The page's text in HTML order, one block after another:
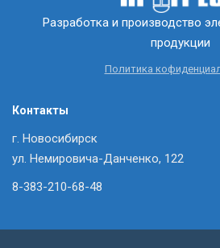
Разработка и производство
продукции
Политика
Контакты
г. Новосибирск
ул. Немировича-Данченко, 122
8-383-210-68-48